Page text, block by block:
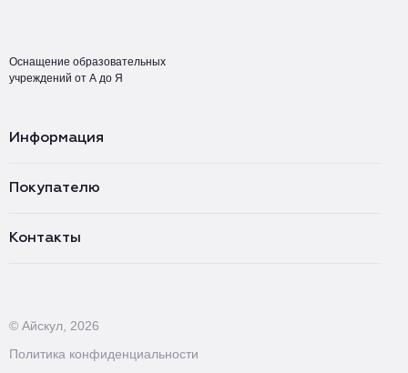
Оснащение образовательных
учреждений от А до Я
Информация
Покупателю
Контакты
© Айскул, 2026
Политика конфиденциальности